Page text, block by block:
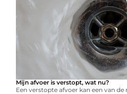
Mijn afvoer is verstopt, wat nu?
Een verstopte afvoer kan een van